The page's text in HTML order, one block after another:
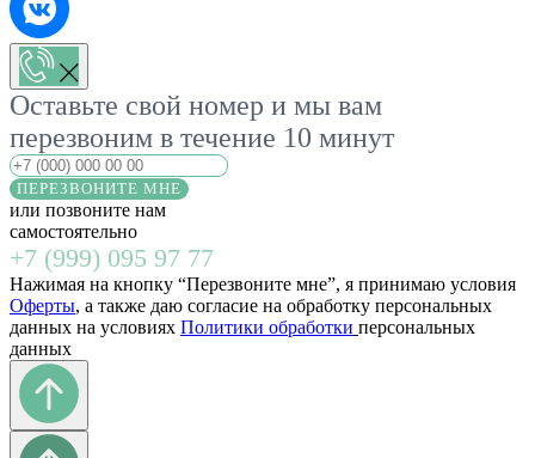
Оставьте свой номер и мы вам
перезвоним в течение 10 минут
ПЕРЕЗВОНИТЕ МНЕ
или позвоните нам
самостоятельно
+7 (999) 095 97 77
Нажимая на кнопку “Перезвоните мне”, я принимаю условия
Оферты, а также даю согласие на обработку персональных
данных на условиях Политики обработки персональных
данных